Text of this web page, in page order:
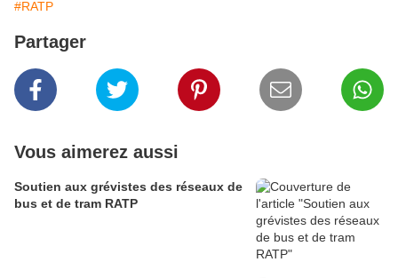
#RATP
Partager
Vous aimerez aussi
Soutien aux grévistes des réseaux de
bus et de tram RATP